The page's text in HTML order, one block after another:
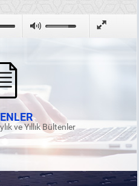
ve Yıllık Bültenler